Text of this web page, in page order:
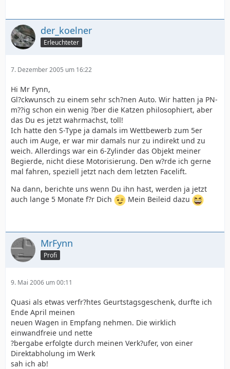
der_koelner
Erleuchteter
7. Dezember 2005 um 16:22
Hi Mr Fynn,
Gl?ckwunsch zu einem sehr sch?nen Auto. Wir hatten ja PN-
m??ig schon ein wenig ?ber die Katzen philosophiert, aber
das Du es jetzt wahrmachst, toll!
Ich hatte den S-Type ja damals im Wettbewerb zum 5er
auch im Auge, er war mir damals nur zu indirekt und zu
weich. Allerdings war ein 6-Zylinder das Objekt meiner
Begierde, nicht diese Motorisierung. Den w?rde ich gerne
mal fahren, speziell jetzt nach dem letzten Facelift.
Na dann, berichte uns wenn Du ihn hast, werden ja jetzt
auch lange 5 Monate f?r Dich
Mein Beileid dazu
MrFynn
Profi
9. Mai 2006 um 00:11
Quasi als etwas verfr?htes Geurtstagsgeschenk, durfte ich
Ende April meinen
neuen Wagen in Empfang nehmen. Die wirklich
einwandfreie und nette
?bergabe erfolgte durch meinen Verk?ufer, von einer
Direktabholung im Werk
sah ich ab!